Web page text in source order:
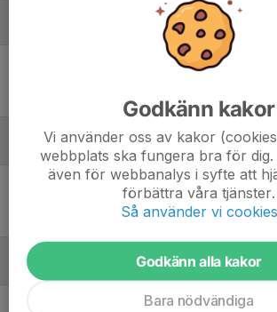
Länghems Basket - Pirates
Januari - 2026
Sön 25
S:t Helena BK - Vit - Länghems
Helenahallen
Februari - 2026
Länghems Basket - Varbergs Basket
Godkänn kakor
Vi använder oss av kakor
webbplats ska fungera bra för dig.
även för webbanalys i syfte att
förbättra våra tjänster.
Så använder vi cookies
Godkänn alla kakor
Bara nödvändiga